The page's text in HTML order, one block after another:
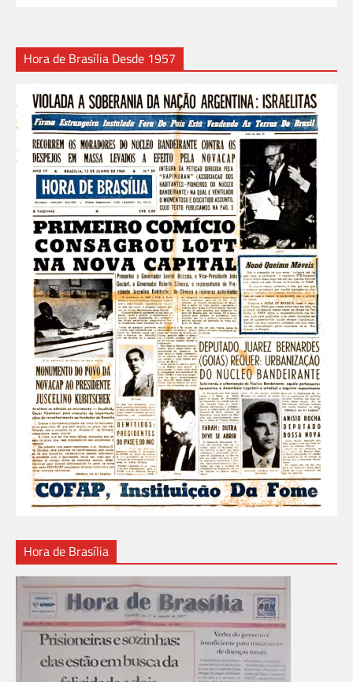
Hora de Brasília Desde 1957
Hora de Brasília